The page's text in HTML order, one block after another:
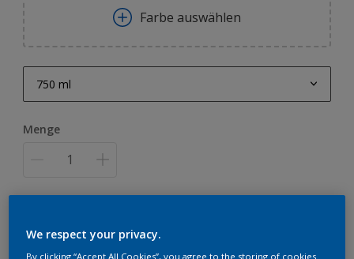
Farbe auswählen
750 ml
Menge
We respect your privacy.
By clicking “Accept All Cookies”, you agree to the storing of cookies